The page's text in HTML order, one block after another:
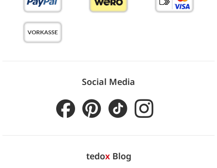
Social Media
tedoxBlog